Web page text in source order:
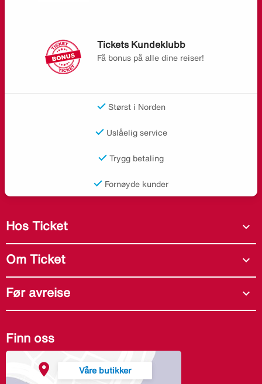
Tickets Kundeklubb
Få bonus på alle dine reiser!
Størst i Norden
Uslåelig service
Trygg betaling
Fornøyde kunder
Hos Ticket expand_more
Om Ticket expand_more
Før avreise expand_more
Finn oss
Våre butikker